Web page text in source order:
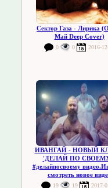
Сектор Газа - Лирика
Май Deep Cover)
0 0 2016-
ИВАНГАЙ - НОВЫЙ
'ДЕЛАЙ ПО
#делайпосвоему
смотреть новое
19 19 2017-